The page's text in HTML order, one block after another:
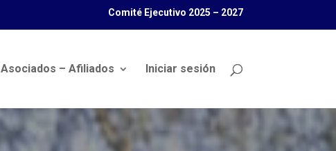
Comité Ejecutivo 2025 – 2027
Asociados – Afiliados Iniciar sesión